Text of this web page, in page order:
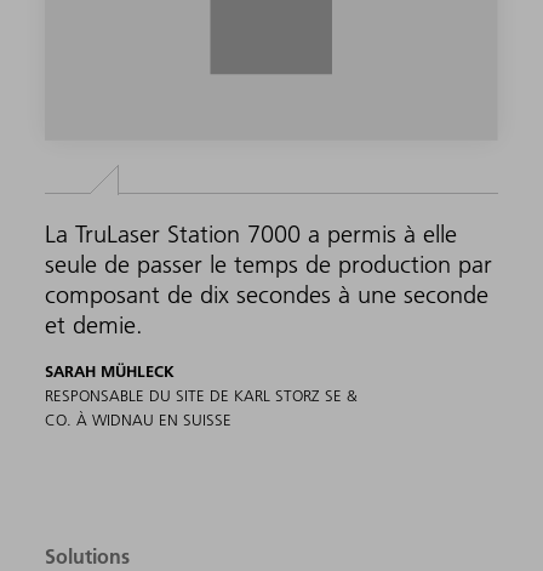
La TruLaser Station 7000 a permis à elle
seule de passer le temps de production par
composant de dix secondes à une seconde
et demie.
SARAH MÜHLECK
RESPONSABLE DU SITE DE KARL STORZ SE &
CO. À WIDNAU EN SUISSE
Solutions